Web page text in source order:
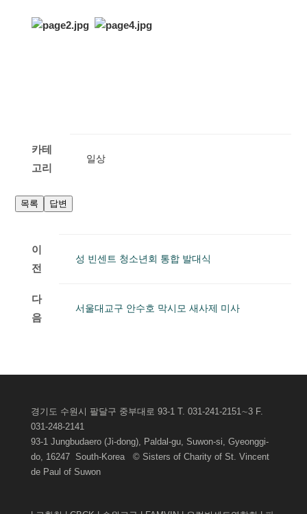
카테
고리
일상
목록 답변
이
전
성 빈센트 청소년회 통합 발대식
다
음
서울대교구 안수호 막시모 새사제 미사
경기도 수원시 팔달구 중부대로 93-1 T. 031-241-2151∼3 F.
031-248-2141
93-1 Jungbudaero (Ji-dong), Paldal-gu, Suwon-si, Gyeonggi-
do, 16247 South-Korea © Sisters of Charity of St. Vincent
de Paul of Suwon